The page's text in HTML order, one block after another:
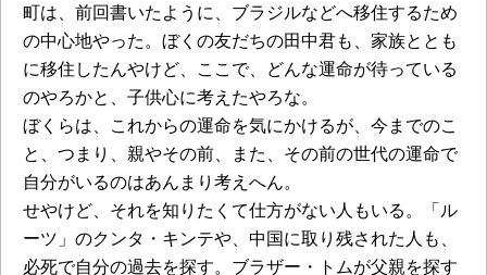
町は、前回書いたように、ブラジルなどへ移住するため
の中心地やった。ぼくの友だちの田中君も、家族ととも
に移住したんやけど、ここで、どんな運命が待っている
のやろかと、子供心に考えたやろな。
ぼくらは、これからの運命を気にかけるが、今までのこ
と、つまり、親やその前、また、その前の世代の運命で
自分がいるのはあんまり考えへん。
せやけど、それを知りたくて仕方がない人もいる。「ル
ーツ」のクンタ・キンテや、中国に取り残された人も、
必死で自分の過去を探す。ブラザー・トムが父親を探す